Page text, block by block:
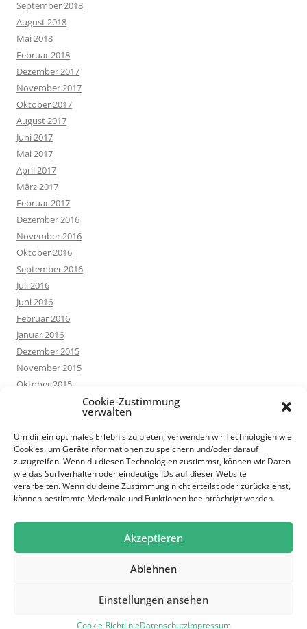
Cookie-Zustimmung
verwalten
Um dir ein optimales Erlebnis zu bieten, verwenden wir Technologien wie
Cookies, um Geräteinformationen zu speichern und/oder darauf
zuzugreifen. Wenn du diesen Technologien zustimmst, können wir Daten
wie das Surfverhalten oder eindeutige IDs auf dieser Website
verarbeiten. Wenn du deine Zustimmung nicht erteilst oder zurückziehst,
können bestimmte Merkmale und Funktionen beeinträchtigt werden.
Akzeptieren
Ablehnen
Einstellungen ansehen
Cookie-RichtlinieDatenschutzImpressum
September 2018
August 2018
Mai 2018
Februar 2018
Dezember 2017
November 2017
Oktober 2017
August 2017
Juni 2017
Mai 2017
April 2017
März 2017
Februar 2017
Dezember 2016
November 2016
Oktober 2016
September 2016
Juli 2016
Juni 2016
Februar 2016
Januar 2016
Dezember 2015
November 2015
Oktober 2015
Juli 2015
Juni 2015
Mai 2015
März 2015
Februar 2015